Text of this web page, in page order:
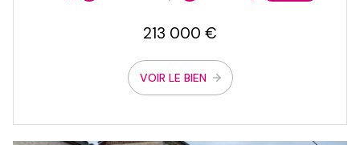
213 000 €
VOIR LE BIEN